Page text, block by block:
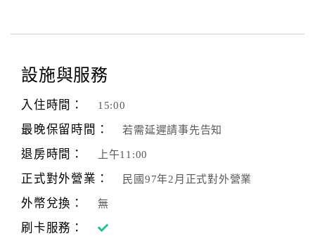
設施與服務
入住時間： 15:00
最晚保留時間： 若需延遲請事先告知
退房時間： 上午11:00
正式對外營業： 民國97年2月正式對外營業
外幣兌換： 無
刷卡服務：